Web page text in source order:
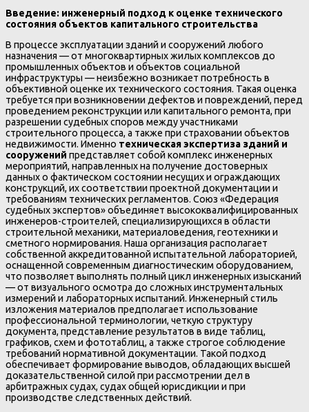
Введение: инженерный подход к оценке технического
состояния объектов капитального строительства
В процессе эксплуатации зданий и сооружений любого
назначения — от многоквартирных жилых комплексов до
промышленных объектов и объектов социальной
инфраструктуры — неизбежно возникает потребность в
объективной оценке их технического состояния. Такая оценка
требуется при возникновении дефектов и повреждений, перед
проведением реконструкции или капитального ремонта, при
разрешении судебных споров между участниками
строительного процесса, а также при страховании объектов
недвижимости. Именно техническая экспертиза зданий и
сооружений представляет собой комплекс инженерных
мероприятий, направленных на получение достоверных
данных о фактическом состоянии несущих и ограждающих
конструкций, их соответствии проектной документации и
требованиям технических регламентов. Союз «Федерация
судебных экспертов» объединяет высококвалифицированных
инженеров-строителей, специализирующихся в области
строительной механики, материаловедения, геотехники и
сметного нормирования. Наша организация располагает
собственной аккредитованной испытательной лабораторией,
оснащенной современным диагностическим оборудованием,
что позволяет выполнять полный цикл инженерных изысканий
— от визуального осмотра до сложных инструментальных
измерений и лабораторных испытаний. Инженерный стиль
изложения материалов предполагает использование
профессиональной терминологии, четкую структуру
документа, представление результатов в виде таблиц,
графиков, схем и фототаблиц, а также строгое соблюдение
требований нормативной документации. Такой подход
обеспечивает формирование выводов, обладающих высшей
доказательственной силой при рассмотрении дел в
арбитражных судах, судах общей юрисдикции и при
производстве следственных действий.